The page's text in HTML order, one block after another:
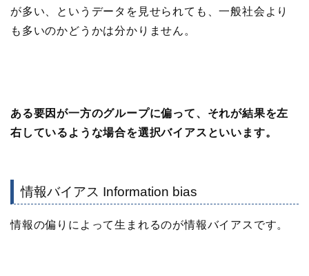
が多い、というデータを見せられても、一般社会より
も多いのかどうかは分かりません。
ある要因が一方のグループに偏って、それが結果を左
右しているような場合を選択バイアスといいます。
情報バイアス Information bias
情報の偏りによって生まれるのが情報バイアスです。